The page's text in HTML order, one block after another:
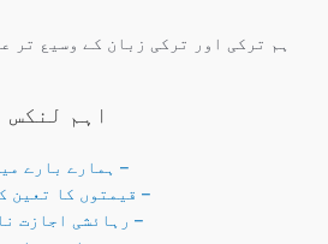
ہم ترکی اور ترکی زبان کے وسیع تر
اہم لنکس
– ہمارے بارے
– قیمتوں کا تعین
– رہائشی اجازت